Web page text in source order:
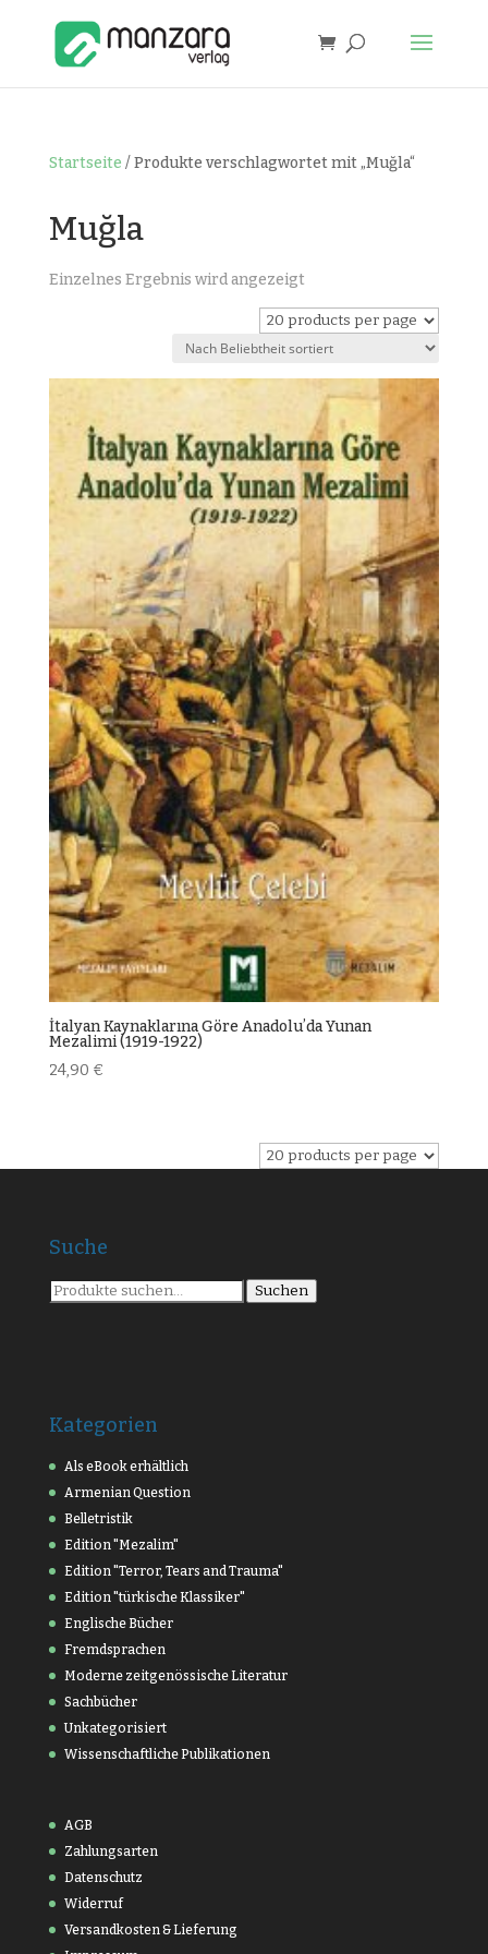
Startseite / Produkte verschlagwortet mit „Muğla“
Muğla
Einzelnes Ergebnis wird angezeigt
İtalyan Kaynaklarına Göre Anadoluʼda Yunan
Mezalimi (1919-1922)
24,90 €
Suche
Suche
nach:
Suchen
Kategorien
Als eBook erhältlich
Armenian Question
Belletristik
Edition "Mezalim"
Edition "Terror, Tears and Trauma"
Edition "türkische Klassiker"
Englische Bücher
Fremdsprachen
Moderne zeitgenössische Literatur
Sachbücher
Unkategorisiert
Wissenschaftliche Publikationen
AGB
Zahlungsarten
Datenschutz
Widerruf
Versandkosten & Lieferung